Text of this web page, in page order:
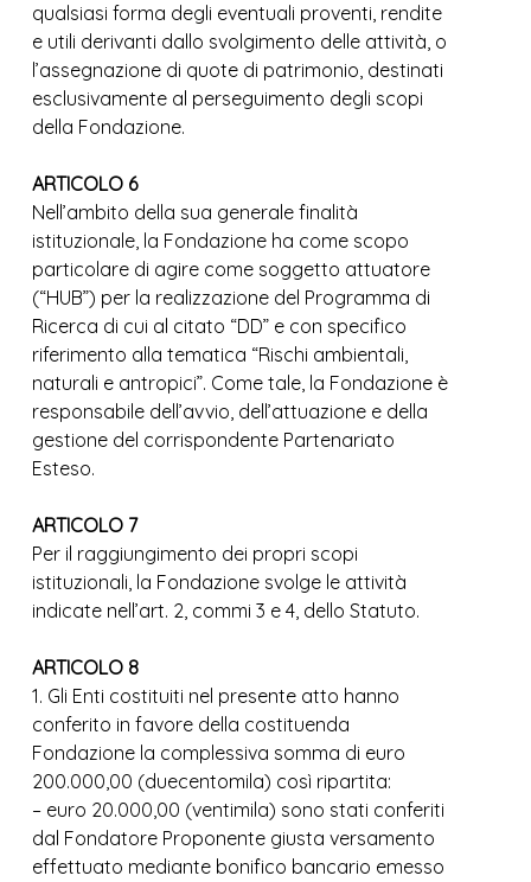
qualsiasi forma degli eventuali proventi, rendite
e utili derivanti dallo svolgimento delle attività, o
l’assegnazione di quote di patrimonio, destinati
esclusivamente al perseguimento degli scopi
della Fondazione.
ARTICOLO 6
Nell’ambito della sua generale finalità
istituzionale, la Fondazione ha come scopo
particolare di agire come soggetto attuatore
(“HUB”) per la realizzazione del Programma di
Ricerca di cui al citato “DD” e con specifico
riferimento alla tematica “Rischi ambientali,
naturali e antropici”. Come tale, la Fondazione è
responsabile dell’avvio, dell’attuazione e della
gestione del corrispondente Partenariato
Esteso.
ARTICOLO 7
Per il raggiungimento dei propri scopi
istituzionali, la Fondazione svolge le attività
indicate nell’art. 2, commi 3 e 4, dello Statuto.
ARTICOLO 8
1. Gli Enti costituiti nel presente atto hanno
conferito in favore della costituenda
Fondazione la complessiva somma di euro
200.000,00 (duecentomila) così ripartita:
– euro 20.000,00 (ventimila) sono stati conferiti
dal Fondatore Proponente giusta versamento
effettuato mediante bonifico bancario emesso